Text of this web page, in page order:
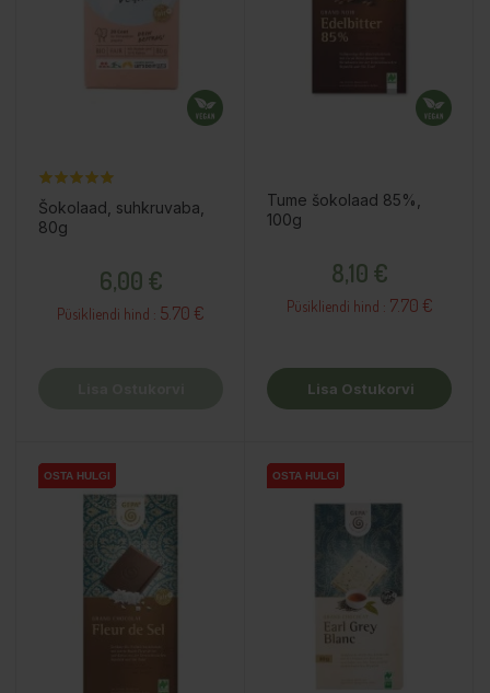
Šokolaad, suhkruvaba,
80g
6,00 €
Püsikliendi hind : 5.70 €
Tume šokolaad 85%,
100g
8,10 €
Püsikliendi hind : 7.70 €
Lisa Ostukorvi
OSTA HULGI
OSTA HULGI
OSTA HULGI OSTA HULGI
OSTA HULGI
OSTA HULGI